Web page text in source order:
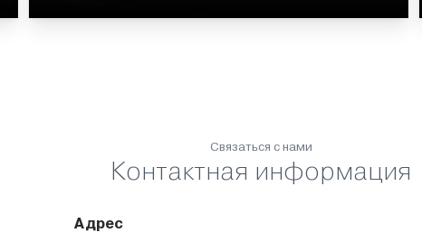
Связаться с нами
Контактная информация
Адрес